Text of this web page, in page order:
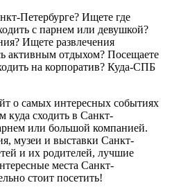
Петербурге? Ищете где
с парнем или девушкой?
Ищете развлечения
активным отдыхом? Посещаете
на корпоратив? Куда-СПБ
о самых интересных событиях
куда сходить в Санкт-
или большой компанией.
музеи и выставки Санкт-
и их родителей, лучшие
места Санкт-
стоит посетить!